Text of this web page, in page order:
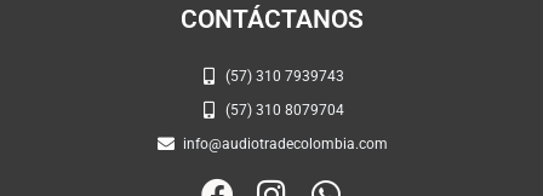
CONTÁCTANOS
(57) 310 7939743
(57) 310 8079704
info@audiotradecolombia.com